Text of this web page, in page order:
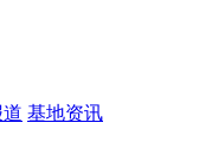
基地资讯